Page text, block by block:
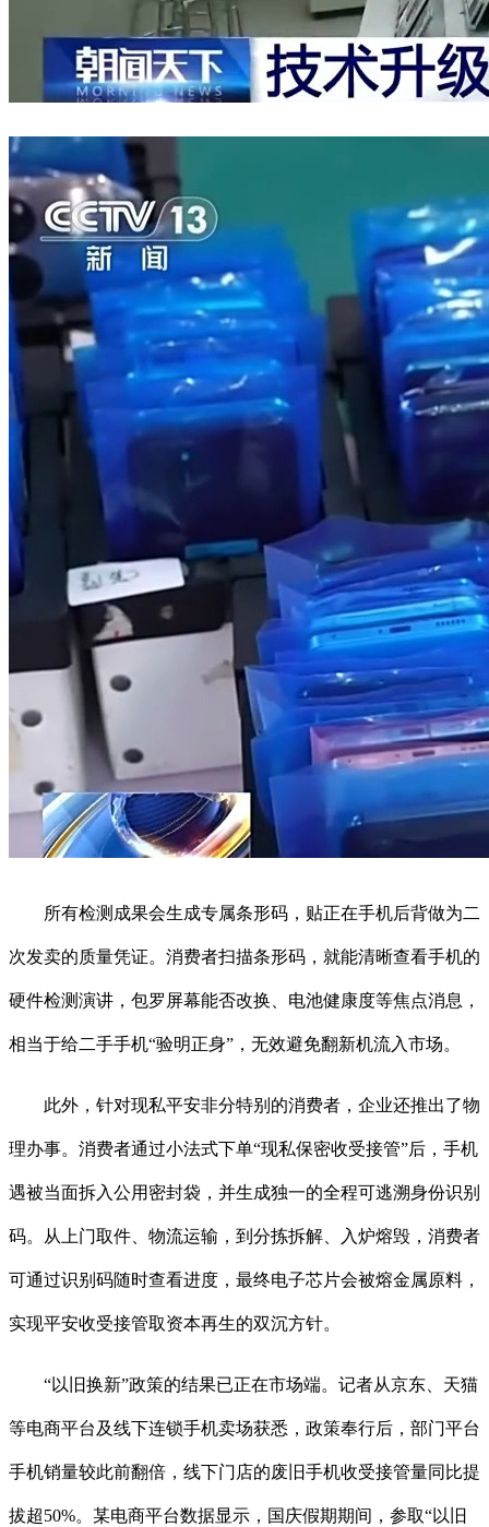
所有检测成果会生成专属条形码，贴正在手机后背做为二
次发卖的质量凭证。消费者扫描条形码，就能清晰查看手机的
硬件检测演讲，包罗屏幕能否改换、电池健康度等焦点消息，
相当于给二手手机“验明正身”，无效避免翻新机流入市场。
此外，针对现私平安非分特别的消费者，企业还推出了物
理办事。消费者通过小法式下单“现私保密收受接管”后，手机
遇被当面拆入公用密封袋，并生成独一的全程可逃溯身份识别
码。从上门取件、物流运输，到分拣拆解、入炉熔毁，消费者
可通过识别码随时查看进度，最终电子芯片会被熔金属原料，
实现平安收受接管取资本再生的双沉方针。
“以旧换新”政策的结果已正在市场端。记者从京东、天猫
等电商平台及线下连锁手机卖场获悉，政策奉行后，部门平台
手机销量较此前翻倍，线下门店的废旧手机收受接管量同比提
拔超50%。某电商平台数据显示，国庆假期期间，参取“以旧